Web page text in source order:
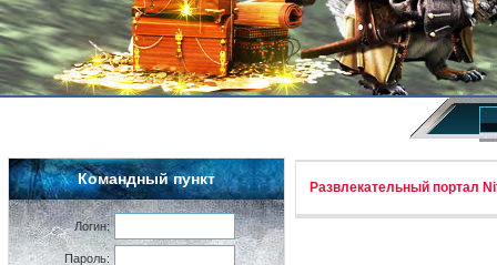
Командный пункт
Логин:
Пароль:
Развлекательный портал